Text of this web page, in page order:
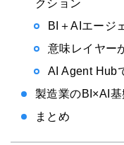
クション
BI＋AIエージ
意味レイヤー
AI Agent Hub
製造業のBI×AI
まとめ